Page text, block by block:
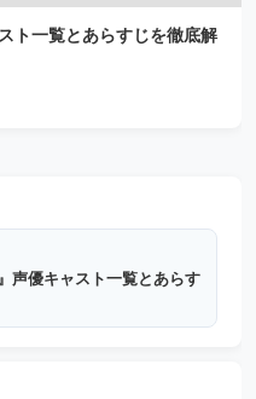
ト一覧とあらすじを徹底解
声優キャスト一覧とあらす